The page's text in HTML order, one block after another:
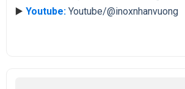
▶️ Youtube: Youtube/@inoxnhanvuong